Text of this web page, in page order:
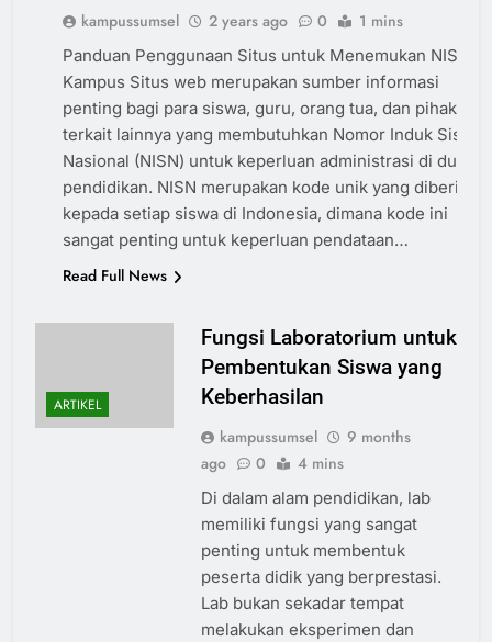
ARTIKEL
kampussumsel 2 years ago 0 1 mins
Panduan Penggunaan Situs untuk Menemukan NISN
Kampus Situs web merupakan sumber informasi
penting bagi para siswa, guru, orang tua, dan pihak
terkait lainnya yang membutuhkan Nomor Induk Siswa
Nasional (NISN) untuk keperluan administrasi di dunia
pendidikan. NISN merupakan kode unik yang diberikan
kepada setiap siswa di Indonesia, dimana kode ini
sangat penting untuk keperluan pendataan…
Read Full News
ARTIKEL
Fungsi Laboratorium untuk
Pembentukan Siswa yang
Keberhasilan
kampussumsel
9 months
ago
0 4 mins
Di dalam alam pendidikan, lab
memiliki fungsi yang sangat
penting untuk membentuk
peserta didik yang berprestasi.
Lab bukan sekadar tempat
melakukan eksperimen dan